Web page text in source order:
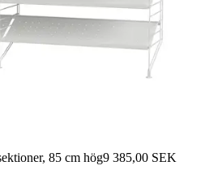
85 cm hög9 385,00 SEK